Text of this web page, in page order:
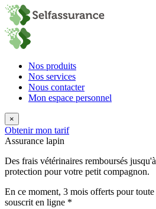
Nos produits
Nos services
Nous contacter
Mon espace personnel
×
Obtenir mon tarif
Assurance lapin
Des frais vétérinaires remboursés
protection pour votre petit compagnon.
En ce moment, 3 mois offerts pour
souscrit en ligne *